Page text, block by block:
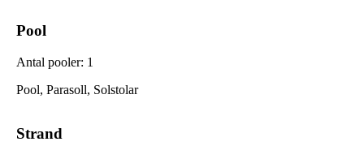
Pool
Antal pooler: 1
Pool, Parasoll, Solstolar
Strand